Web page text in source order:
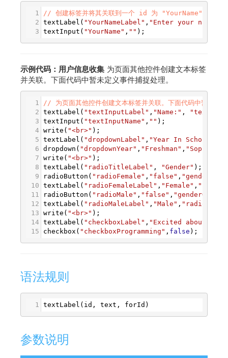
1
// 创建标签并将其关联到一个 id 为 "YourName" 的文本
2 textLabel ( "YourNameLabel" , "Enter your name:"
3 textInput ( "YourName" , "" );
示例代码：用户信息收集 为页面其他控件创建文本标签
并关联。下面代码中暂未定义事件捕捉处理。
1
// 为页面其他控件创建文本标签并关联。下面代码中暂未定
2 textLabel ( "textInputLabel" , "Name:" ,
3 textInput ( "textInputName" , "" );
4 write ( "<br>" );
5 textLabel ( "dropdownLabel" , "Year In School"
6 dropdown ( "dropdownYear" , "Freshman" ,
7 write ( "<br>" );
8 textLabel ( "radioTitleLabel" , "Gender" );
9
radioButton ( "radioFemale" , "false" ,
10 textLabel ( "radioFemaleLabel" , "Female" ,
11
radioButton ( "radioMale" , "false" , "genderGroup"
12 textLabel ( "radioMaleLabel" , "Male" , "radioMale"
13 write ( "<br>" );
14 textLabel ( "checkboxLabel" , "Excited about
15
checkbox ( "checkboxProgramming" , false );
语法规则
1 textLabel ( id , text , forId )
参数说明